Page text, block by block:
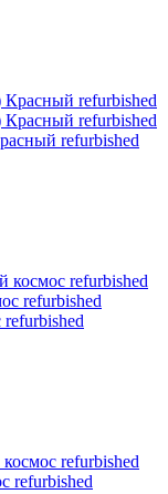
refurbished